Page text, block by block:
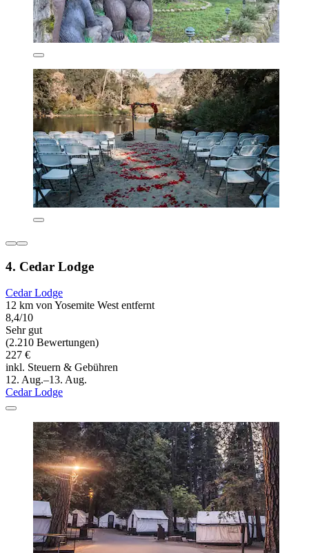
4. Cedar Lodge
Cedar Lodge
12 km von Yosemite West entfernt
8,4/10
Sehr gut
(2.210 Bewertungen)
227 €
inkl. Steuern & Gebühren
12. Aug.–13. Aug.
Cedar Lodge